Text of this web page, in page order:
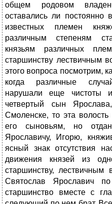
общем родовом
оставались ли постоянно
известных племен
различным степеням
князьям различных
старшинству лествичным
этого вопроса посмотрим,
когда различные
нарушали еще чистоты
четвертый сын
Смоленске, то эта
его сыновьям, но
Ярославичу, Игорю,
ясный знак отсутствия
движения князей из
старшинству, лествичным
Святослав Ярославич
старшинство вместе с